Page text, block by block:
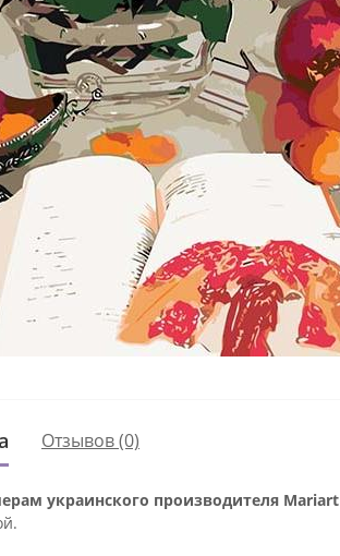
Отзывов (0)
украинского производителя Mariart